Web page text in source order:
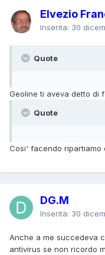
Elvezio
Inserita: 30
Quote
Geoline ti aveva detto di
Quote
Cosi' facendo ripartiamo
DG.M
Inserita: 30
Anche a me succedeva
antivirus se non ricordo